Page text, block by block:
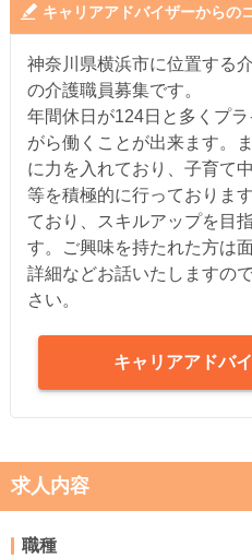
キャリアアドバイザーからの
神奈川県横浜市に位置する
の介護職員募集です。
年間休日が124日と多くプ
がら働くことが出来ます。
に力を入れており、子育て
等を積極的に行っておりま
ており、スキルアップを目
す。ご興味を持たれた方は
詳細などお話いたしますの
さい。
キャリアアドバ
求人内容
職種